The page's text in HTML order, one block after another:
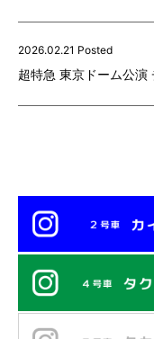
2026.02.21 Posted
超特急 東京ドーム公演